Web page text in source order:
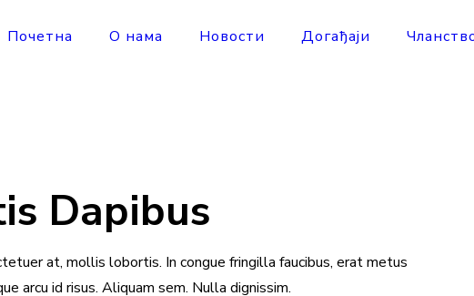
Почетна О нама Новости Догађаји
Dapibus
at, mollis lobortis. In congue fringilla faucibus, erat metus
arcu id risus. Aliquam sem. Nulla dignissim.